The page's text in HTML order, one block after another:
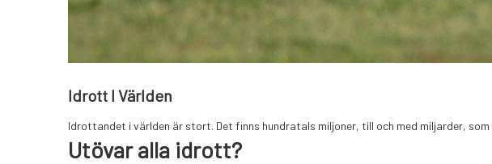
Idrott I Världen
Idrottandet i världen är stort. Det finns hundratals miljoner, till och med miljarder,
Utövar alla idrott?